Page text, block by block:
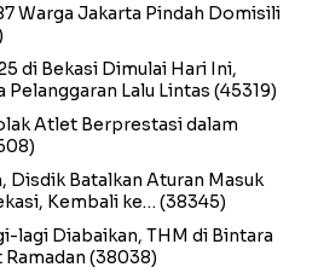
Warga Jakarta Pindah Domisili
di Bekasi Dimulai Hari Ini,
Pelanggaran Lalu Lintas (45319)
Atlet Berprestasi dalam
Disdik Batalkan Aturan Masuk
Kembali ke… (38345)
lagi Diabaikan, THM di Bintara
(38038)